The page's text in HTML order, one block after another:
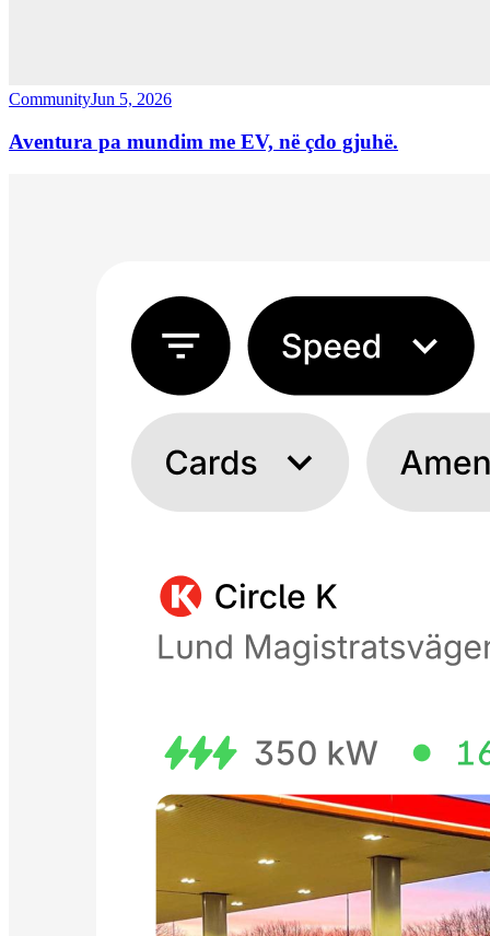
CommunityJun 5, 2026
Aventura pa mundim me EV, në çdo gjuhë.